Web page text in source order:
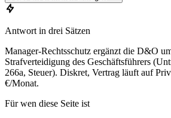
Antwort in drei Sätzen
Manager-Rechtsschutz ergänzt die D&O
Strafverteidigung des Geschäftsführers
266a, Steuer). Diskret, Vertrag läuft auf
€/Monat.
Für wen diese Seite ist